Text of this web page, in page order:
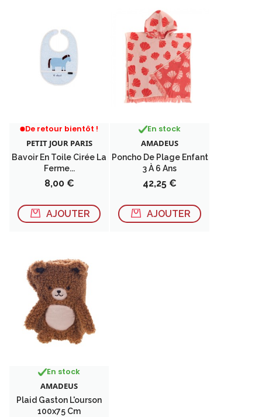
De retour bientôt !
PETIT JOUR PARIS
Bavoir En Toile Cirée La
Ferme...
Prix
8,00 €
AJOUTER
En stock
AMADEUS
Poncho De Plage Enfant
3 À 6 Ans
Prix
42,25 €
AJOUTER
En stock
AMADEUS
Plaid Gaston L'ourson
100x75 Cm